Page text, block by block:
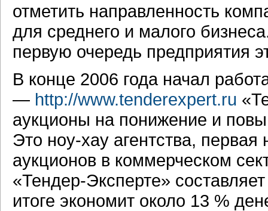
отметить направленность
для среднего и малого
первую очередь предприятия
В конце 2006 года начал
— http://www.tenderexpert.ru
аукционы на понижение и
Это ноу-хау агентства,
аукционов в коммерческом
«Тендер-Эксперте»
итоге экономит около 13 %